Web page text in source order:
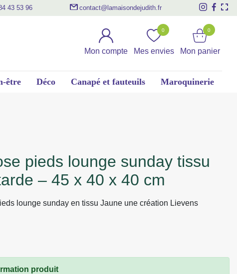
43 53 96 contact@lamaisondejudith.fr
Mon compte Mes envies
0
Mon panier
0
être Déco Canapé et fauteuils Maroquinerie
– 45 x 40 x 40 cm
lounge sunday en tissu Jaune une création Lievens
produit